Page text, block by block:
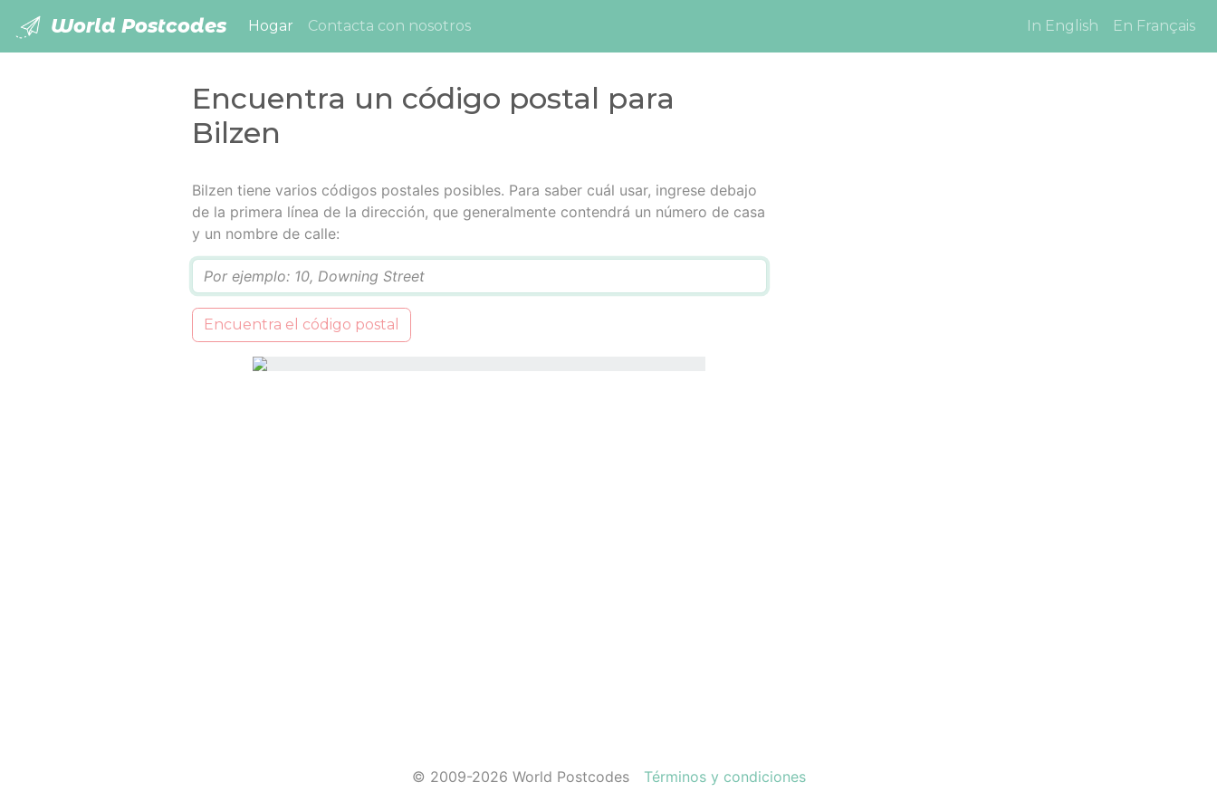
World Postcodes Hogar (current)
Contacta con nosotros In English En Français
Encuentra un código postal para
Bilzen
Bilzen tiene varios códigos postales posibles. Para saber cuál usar, ingrese debajo
de la primera línea de la dirección, que generalmente contendrá un número de casa
y un nombre de calle:
Encuentra el código postal
© 2009-2026 World Postcodes Términos y condiciones